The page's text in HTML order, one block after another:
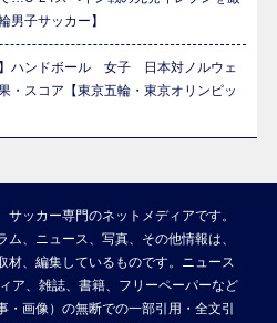
男子サッカー】
】ハンドボール 女子 日本対ノルウェ
・スコア【東京五輪・東京オリンピッ
サッカー専門のネットメディアです。
、ニュース、写真、その他情報は、
材、編集しているものです。ニュース
ア、雑誌、書籍、フリーペーパーなど
画像）の無断での一部引用・全文引